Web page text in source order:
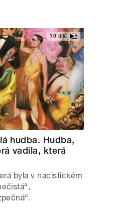
10 dílů
hudba. Hudba,
vadila, která
byla v nacistickém